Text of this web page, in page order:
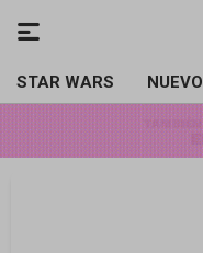
STAR WARS NUEVO
